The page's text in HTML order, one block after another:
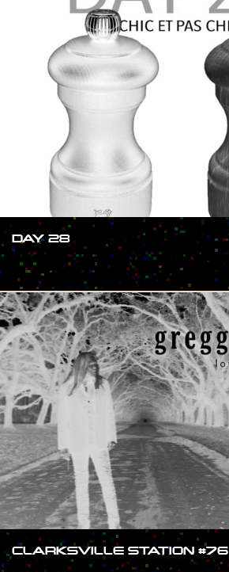
DAY 28
#SHOW
CLARKSVILLE STATION #76